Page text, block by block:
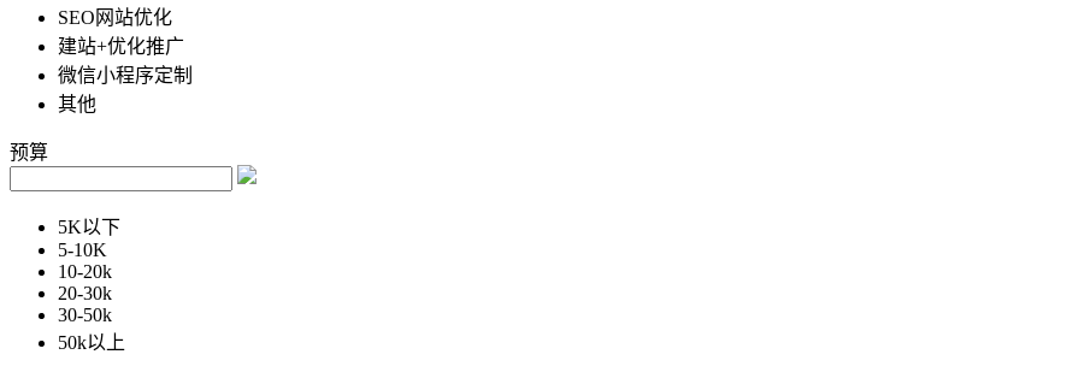
SEO网站优化
建站+优化推广
微信小程序定制
其他
预算
5K以下
5-10K
10-20k
20-30k
30-50k
50k以上